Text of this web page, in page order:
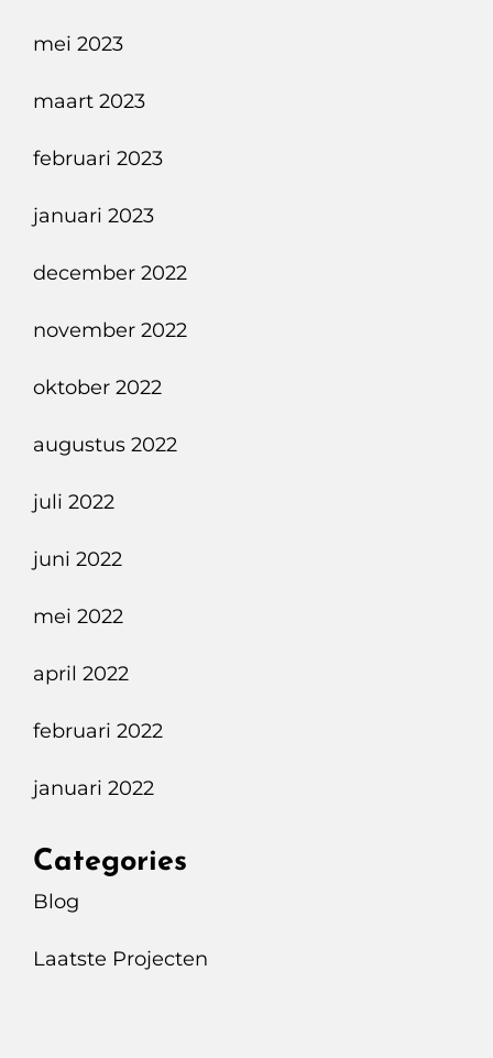
mei 2023
maart 2023
februari 2023
januari 2023
december 2022
november 2022
oktober 2022
augustus 2022
juli 2022
juni 2022
mei 2022
april 2022
februari 2022
januari 2022
Categories
Blog
Laatste Projecten